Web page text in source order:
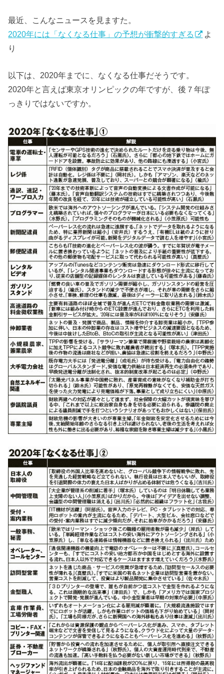
最近、こんなニュースを見ますた。
2020年には「なくなる仕事」の予想が衝撃的すぎる
よ
り
以下は、2020年までに、なくなる仕事だそうです。
2020年と言えば東京オリンピックの年ですが、後７年ぽ
っきりではないですか。